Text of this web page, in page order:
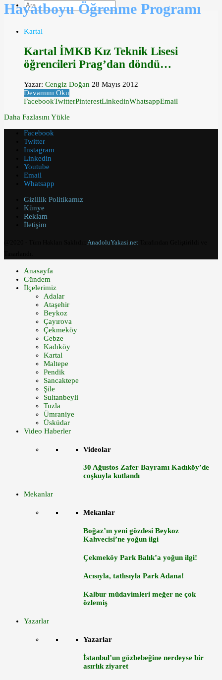
Hayatboyu Öğrenme Programı
Kartal
Kartal İMKB Kız Teknik Lisesi
öğrencileri Prag’dan döndü…
Yazar: Cengiz Doğan 28 Mayıs 2012
Devamını Oku
FacebookTwitterPinterestLinkedinWhatsappEmail
Daha Fazlasını Yükle
Facebook
Twitter
Instagram
Linkedin
Youtube
Email
Whatsapp
Gizlilik Politikamız
Künye
Reklam
İletişim
AnadoluYakasi.net
Anasayfa
Gündem
İlçelerimiz
Adalar
Ataşehir
Beykoz
Çayırova
Çekmeköy
Gebze
Kadıköy
Kartal
Maltepe
Pendik
Sancaktepe
Şile
Sultanbeyli
Tuzla
Ümraniye
Üsküdar
Video Haberler
Videolar
30 Ağustos Zafer Bayramı Kadıköy’de
coşkuyla kutlandı
Mekanlar
Mekanlar
Boğaz’ın yeni gözdesi Beykoz
Kahvecisi’ne yoğun ilgi
Çekmeköy Park Balık’a yoğun ilgi!
Acısıyla, tatlısıyla Park Adana!
Kalbur müdavimleri meğer ne çok
özlemiş
Yazarlar
Yazarlar
İstanbul’un gözbebeğine nerdeyse bir
asırlık ziyaret